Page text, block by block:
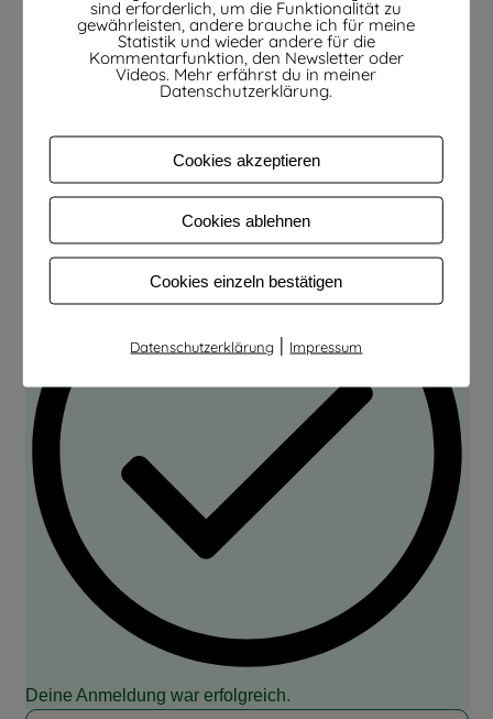
Deine Anmeldung konnte nicht gespeichert werden. Bitte
Deine Anmeldung war erfolgreich.
sind erforderlich, um die Funktionalität zu
gewährleisten, andere brauche ich für meine
Statistik und wieder andere für die
Kommentarfunktion, den Newsletter oder
Videos. Mehr erfährst du in meiner
Datenschutzerklärung.
Cookies akzeptieren
Cookies ablehnen
Cookies einzeln bestätigen
Datenschutzerklärung | Impressum